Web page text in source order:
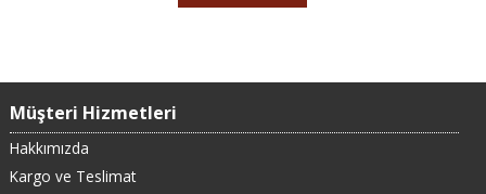
Müşteri Hizmetleri
Hakkımızda
Kargo ve Teslimat